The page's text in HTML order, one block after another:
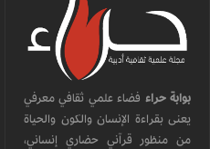
بوابة حراء فضاء علمي ثقافي معرفي
يعنى بقراءة الإنسان والكون والحياة
من منظور قرآني حضاري إنساني،